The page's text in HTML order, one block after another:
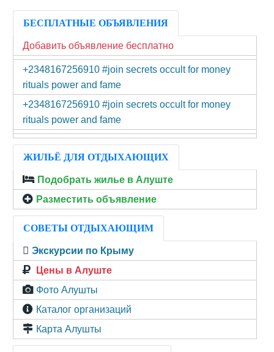
БЕСПЛАТНЫЕ ОБЪЯВЛЕНИЯ
Добавить объявление бесплатно
+2348167256910 #join secrets occult for money
rituals power and fame
+2348167256910 #join secrets occult for money
rituals power and fame
ЖИЛЬЁ ДЛЯ ОТДЫХАЮЩИХ
Подобрать жилье в Алуште
Разместить объявление
СОВЕТЫ ОТДЫХАЮЩИМ
Экскурсии по Крыму
Цены в Алуште
Фото Алушты
Каталог организаций
Карта Алушты